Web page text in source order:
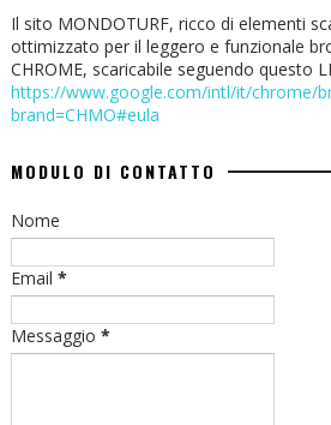
Il sito MONDOTURF, ricco di elementi
ottimizzato per il leggero e funzionale
CHROME, scaricabile seguendo questo
https://www.google.com/intl/it/chrome/
brand=CHMO#eula
MODULO DI CONTATTO
Nome
Email *
Messaggio *